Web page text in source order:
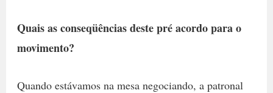
Quais as conseqüências deste pré acordo para o
movimento?
Quando estávamos na mesa negociando, a patronal